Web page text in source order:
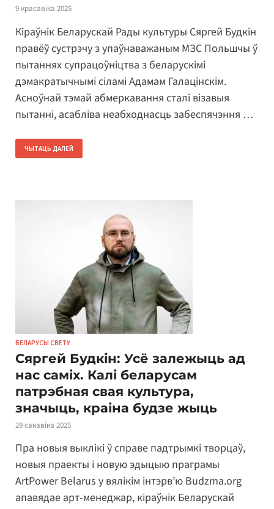
9 красавіка 2025
Кіраўнік Беларускай Рады культуры Сяргей Будкін
правёў сустрэчу з упаўнаважаным МЗС Польшчы ў
пытаннях супрацоўніцтва з беларускімі
дэмакратычнымі сіламі Адамам Галацінскім.
Асноўнай тэмай абмеркавання сталі візавыя
пытанні, асабліва неабходнасць забеспячэння …
ЧЫТАЦЬ ДАЛЕЙ
БЕЛАРУСЫ СВЕТУ
Сяргей Будкін: Усё залежыць ад
нас саміх. Калі беларусам
патрэбная свая культура,
значыць, краіна будзе жыць
29 сакавіка 2025
Пра новыя выклікі ў справе падтрымкі творцаў,
новыя праекты і новую эдыцыю праграмы
ArtPower Belarus у вялікім інтэрв’ю Budzma.org
апавядае арт-менеджар, кіраўнік Беларускай